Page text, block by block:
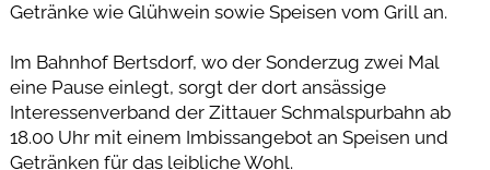
Getränke wie Glühwein sowie Speisen vom Grill an.
Im Bahnhof Bertsdorf, wo der Sonderzug zwei Mal
eine Pause einlegt, sorgt der dort ansässige
Interessenverband der Zittauer Schmalspurbahn ab
18.00 Uhr mit einem Imbissangebot an Speisen und
Getränken für das leibliche Wohl.